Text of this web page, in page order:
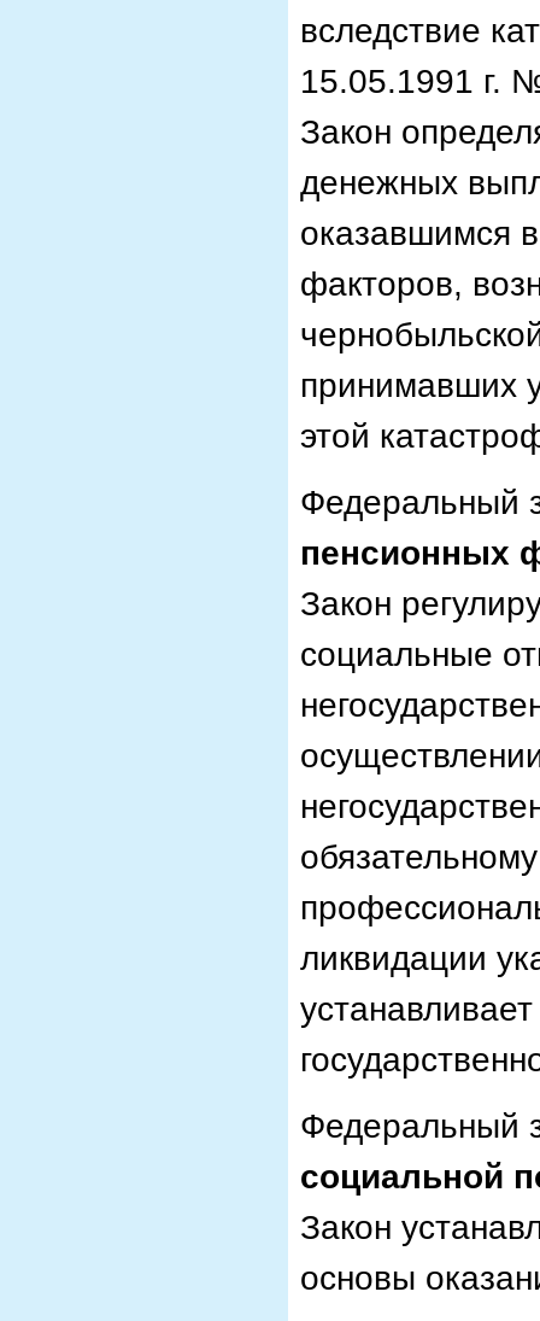
вследствие
15.05.1991 г.
Закон
денежных
оказавшимся
факторов,
принимавших
этой
Федеральный
пенсионных
Закон
социальные
ликвидации
Федеральный
социальной
Закон
основы